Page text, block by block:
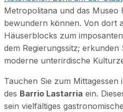
Metropolitana und das Museo
bewundern können. Von dort
Häuserblocks zum imposanten
dem Regierungssitz; erkunden
moderne unterirdische
Tauchen Sie zum
des Barrio Lastarria ein.
sein vielfältiges